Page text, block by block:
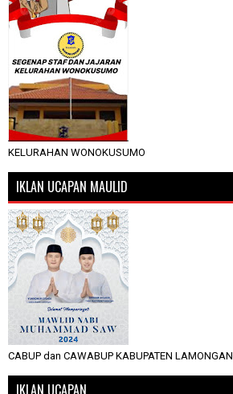
KELURAHAN WONOKUSUMO
IKLAN UCAPAN MAULID
CABUP dan CAWABUP KABUPATEN LAMONGAN
IKLAN UCAPAN